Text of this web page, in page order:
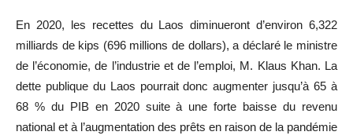
En 2020, les recettes du Laos diminueront d’environ 6,322
milliards de kips (696 millions de dollars), a déclaré le ministre
de l’économie, de l’industrie et de l’emploi, M. Klaus Khan. La
dette publique du Laos pourrait donc augmenter jusqu’à 65 à
68 % du PIB en 2020 suite à une forte baisse du revenu
national et à l’augmentation des prêts en raison de la pandémie